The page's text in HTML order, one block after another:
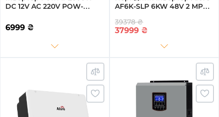
DC 12V AC 220V POW-
6999 ₴
AF6K-SLP 6KW 48V 2 MPPT
(AF6K-SLP)
39378 ₴
37999 ₴